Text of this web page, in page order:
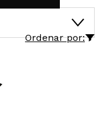
Ordenar por: